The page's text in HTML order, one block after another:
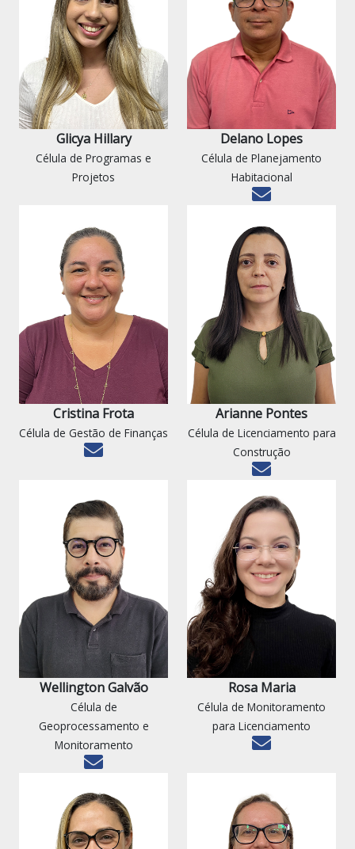
Glicya Hillary
Célula de Programas e
Projetos
Delano Lopes
Célula de Planejamento
Habitacional
Cristina Frota
Célula de Gestão de Finanças
Arianne Pontes
Célula de Licenciamento para
Construção
Wellington Galvão
Célula de
Geoprocessamento e
Monitoramento
Rosa Maria
Célula de Monitoramento
para Licenciamento